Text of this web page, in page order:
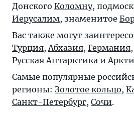
Донского Коломну,
Иерусалим, знаменитое
Вас также могут
Турция,Абхазия, Германия,
РусскаяАнтарктика и
Самые популярные
регионы: Золотое кольцо,
Санкт-Петербург, Сочи.